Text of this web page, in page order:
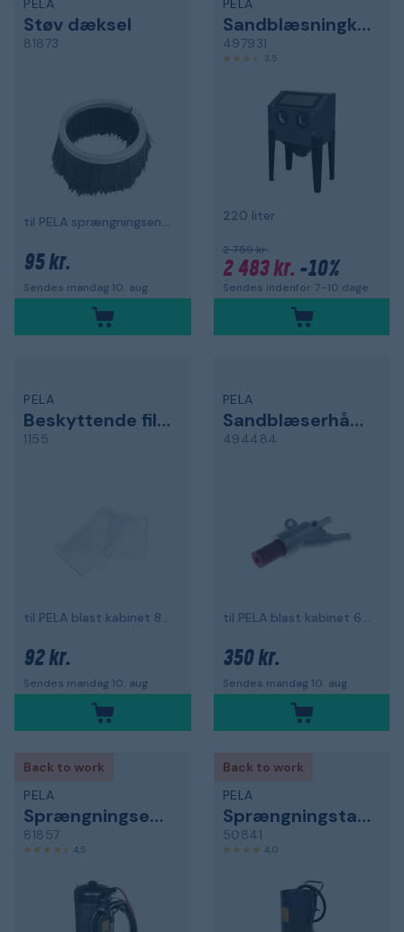
PELA
Støv dæksel
81873
til PELA sprængningsenhed 81857
95 kr.
Sendes mandag 10. aug.
PELA
Sandblæsningkabinet
497931
3,5
220 liter
2 759 kr.
2 483 kr. -10%
Sendes indenfor 7-10 dage
PELA
Beskyttende film
1155
til PELA blast kabinet 86790 og 502331
92 kr.
Sendes mandag 10. aug.
PELA
Sandblæserhåndtag
494484
til PELA blast kabinet 63045
350 kr.
Sendes mandag 10. aug.
Back to work
PELA
Sprængningsenhed
81857
4,5
Back to work
PELA
Sprængningstank
50841
4,0